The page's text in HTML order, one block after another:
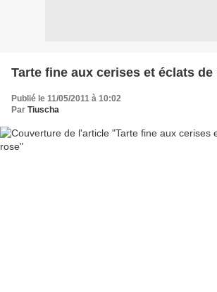
Tarte fine aux cerises et éclats
Publié le 11/05/2011 à 10:02
Par Tiuscha